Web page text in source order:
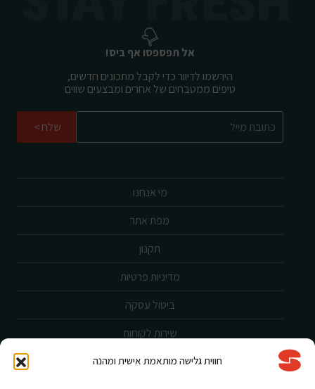
חווית גלישה מותאמת אישית ומהנה
מי אנחנו
מפת אתר
תקנון
מדיניות פרטיות
ביטול עסקה
שירות לקוחות
הצהרת נגישות
אל תפספסו אף ביס!
הירשמו לדיוור כדי לקבל מתכונים חדשים,
טיפים ממטבחים של אחרים ומבצעים שווים
שלח